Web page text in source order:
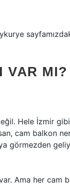
VAR MI?
Hele İzmir
cam balkon
görmezden
Ama her cam